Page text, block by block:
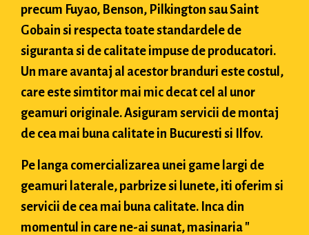
precum Fuyao, Benson, Pilkington sau Saint
Gobain si respecta toate standardele de
siguranta si de calitate impuse de producatori.
Un mare avantaj al acestor branduri este costul,
care este simtitor mai mic decat cel al unor
geamuri originale. Asiguram servicii de montaj
de cea mai buna calitate in Bucuresti si Ilfov.
Pe langa comercializarea unei game largi de
geamuri laterale, parbrize si lunete, iti oferim si
servicii de cea mai buna calitate. Inca din
momentul in care ne-ai sunat, masinaria "